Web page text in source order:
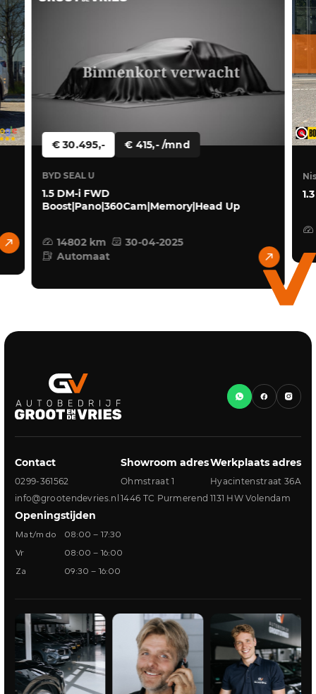
€ 30.495,- € 415,- /mnd
BYD SEAL U
1.5 DM-i FWD
Boost|Pano|360Cam|Memory|Head Up
14802 km
30-04-2025
Automaat
Contact
0299-361562
info@grootendevries.nl
Showroom adres
Ohmstraat 1
1446 TC Purmerend
Werkplaats adres
Hyacintenstraat 36A
1131 HW Volendam
Openingstijden
Ma t/m do 08:00 – 17:30
Vr 08:00 – 16:00
Za 09:30 – 16:00